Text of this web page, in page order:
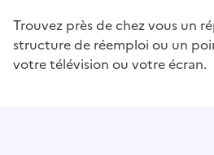
Trouvez près de chez vous un
structure de réemploi ou un
votre télévision ou votre écran.